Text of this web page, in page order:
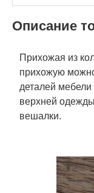
Описание
Прихожая из
прихожую
деталей
верхней
вешалки.